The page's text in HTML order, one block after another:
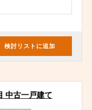
検討リスト に追加
中古一戸建て